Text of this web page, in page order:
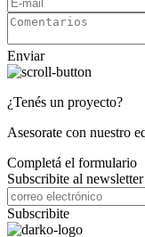
Enviar
¿Tenés un proyecto?
Asesorate con nuestro
Completá el formulario
Subscribite al newsletter
Subscribite